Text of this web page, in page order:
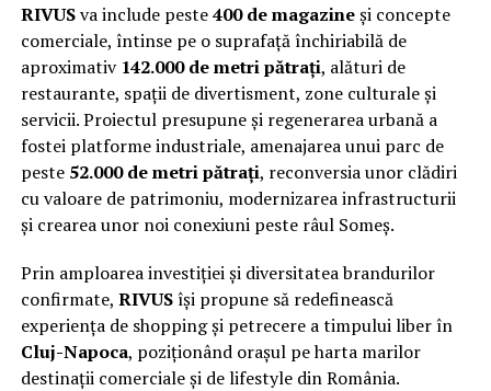
RIVUSva include peste400 de magazineși concepte
comerciale, întinse pe o suprafață închiriabilă de
aproximativ 142.000 de metri pătrați, alături de
restaurante, spații de divertisment, zone culturale și
servicii. Proiectul presupune și regenerarea urbană a
fostei platforme industriale, amenajarea unui parc de
peste 52.000 de metri pătrați, reconversia unor clădiri
cu valoare de patrimoniu, modernizarea infrastructurii
și crearea unor noi conexiuni peste râul Someș.
Prin amploarea investiției și diversitatea brandurilor
confirmate, RIVUSîși propune să redefinească
experiența de shopping și petrecere a timpului liber în
Cluj-Napoca, poziționând orașul pe harta marilor
destinații comerciale și de lifestyle din România.